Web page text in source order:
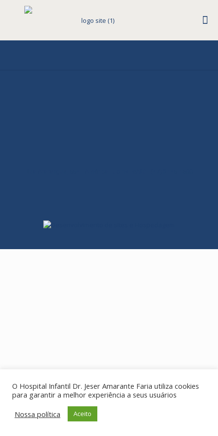
O Hospital Infantil Dr. Jeser Amarante Faria utiliza cookies
para garantir a melhor experiência a seus usuários
Nossa política
Aceito